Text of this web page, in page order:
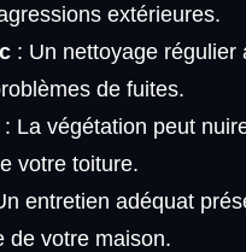
extérieures.
: Un nettoyage régulier
de fuites.
La végétation peut
votre toiture.
entretien adéquat
de votre maison.